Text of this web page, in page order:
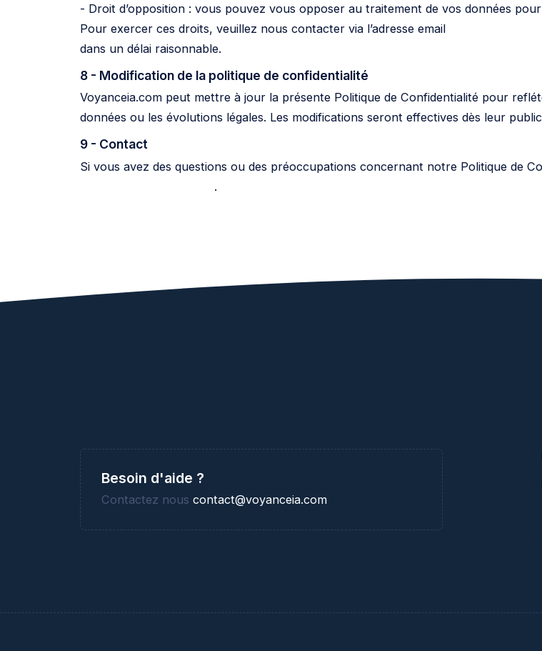
- Droit d’opposition : vous pouvez vous opposer au traitement de vos données
Pour exercer ces droits, veuillez nous contacter via l’adresse email
dans un délai raisonnable.
8 - Modification de la politique de confidentialité
Voyanceia.com peut mettre à jour la présente Politique de Confidentialité pour
données ou les évolutions légales. Les modifications seront effectives dès leur
9 - Contact
Si vous avez des questions ou des préoccupations concernant notre Politique de
.
Besoin d'aide ?
Contactez nous contact@voyanceia.com